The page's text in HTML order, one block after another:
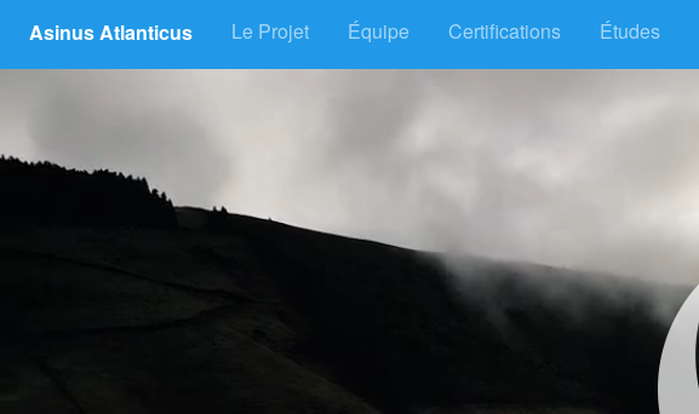
Asinus Atlanticus Le Projet Équipe Certifications Études